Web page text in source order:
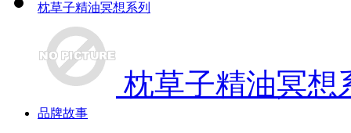
枕草子精油冥想系列
枕草子精油冥想
品牌故事